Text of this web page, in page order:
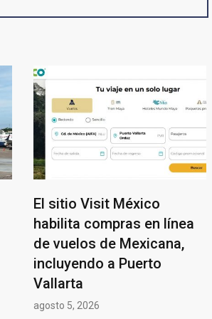
El sitio Visit México
habilita compras en línea
de vuelos de Mexicana,
incluyendo a Puerto
Vallarta
agosto 5, 2026